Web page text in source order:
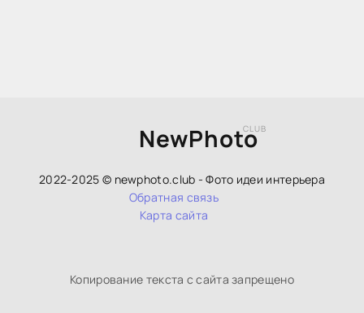
NewPhoto
CLUB
2022-2025 © newphoto.club - Фото идеи интерьера
Обратная связь
Карта сайта
Копирование текста с сайта запрещено